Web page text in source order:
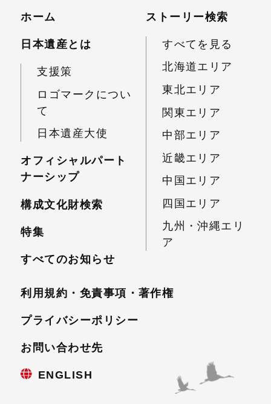
ホーム
日本遺産とは
支援策
ロゴマークについ
て
日本遺産大使
オフィシャルパート
ナーシップ
構成文化財検索
特集
すべてのお知らせ
ストーリー検索
すべてを見る
北海道エリア
東北エリア
関東エリア
中部エリア
近畿エリア
中国エリア
四国エリア
九州・沖縄エリ
ア
利用規約・免責事項・著作権
プライバシーポリシー
お問い合わせ先
ENGLISH